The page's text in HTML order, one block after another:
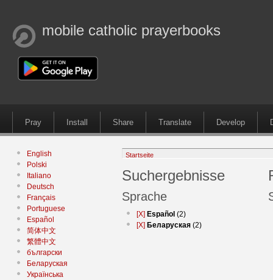
mobile catholic prayerbooks
Pray Install Share Translate Develop
English
Polski
Italiano
Deutsch
Français
Portuguese
Español
简体中文
繁體中文
български
Беларуская
Українська
Startseite
Suchergebnisse
Sprache
[X] Español (2)
[X] Беларуская (2)